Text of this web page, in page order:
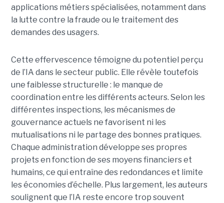
applications métiers spécialisées, notamment dans
la lutte contre la fraude ou le traitement des
demandes des usagers.
Cette effervescence témoigne du potentiel perçu
de l’IA dans le secteur public. Elle révèle toutefois
une faiblesse structurelle : le manque de
coordination entre les différents acteurs. Selon les
différentes inspections, les mécanismes de
gouvernance actuels ne favorisent ni les
mutualisations ni le partage des bonnes pratiques.
Chaque administration développe ses propres
projets en fonction de ses moyens financiers et
humains, ce qui entraîne des redondances et limite
les économies d’échelle. Plus largement, les auteurs
soulignent que l’IA reste encore trop souvent